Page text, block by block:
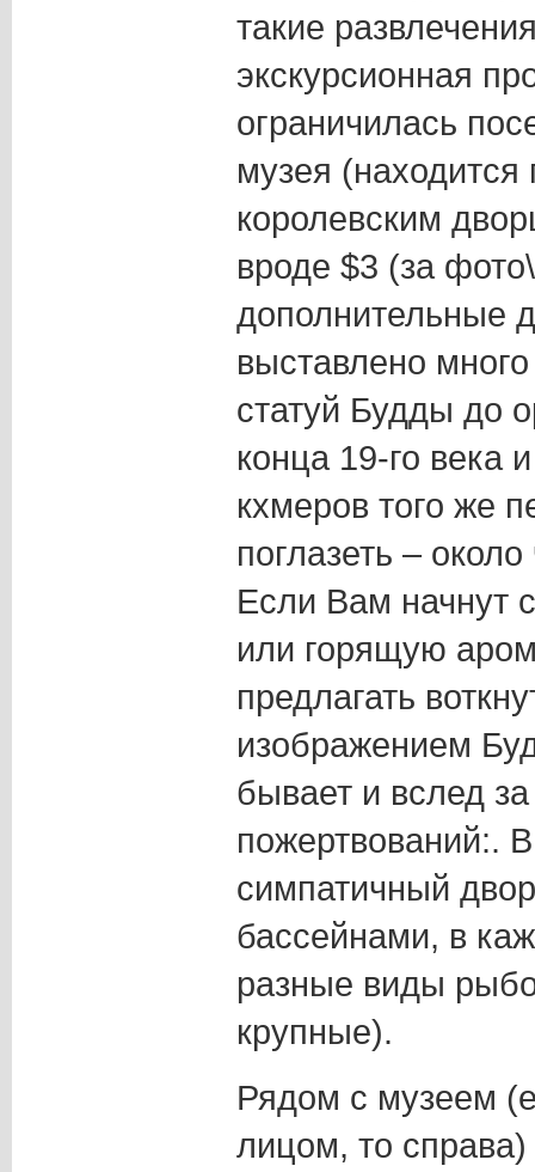
такие
экскурсионная
ограничилась
музея (находится
королевским
вроде $3 (за
дополнительные
выставлено
статуй Будды до
конца 19-го века
кхмеров того же
поглазеть –
Если Вам начнут
или горящую
предлагать
изображением
бывает и вслед
пожертвований:.
симпатичный
бассейнами, в
разные виды
крупные).
Рядом с музеем
лицом, то